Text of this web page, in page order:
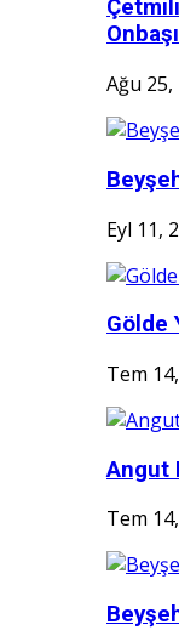
Onbaşı
Ağu 25,
Eyl 11,
Gölde
Tem
Angut
Tem